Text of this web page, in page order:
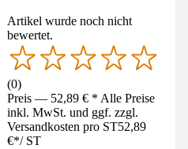
Artikel wurde noch nicht
bewertet.
(0)
Preis — 52,89 € * Alle Preise
inkl. MwSt. und ggf. zzgl.
Versandkosten pro ST52,89
€*/ ST